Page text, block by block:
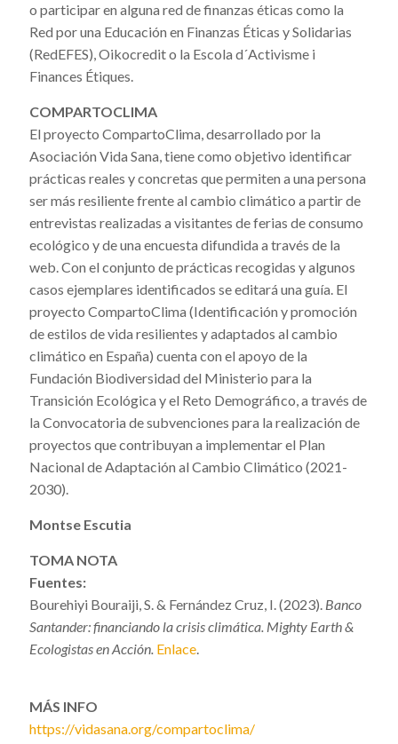
o participar en alguna red de finanzas éticas como la
Red por una Educación en Finanzas Éticas y Solidarias
(RedEFES), Oikocredit o la Escola d´Activisme i
Finances Étiques.
COMPARTOCLIMA
El proyecto CompartoClima, desarrollado por la
Asociación Vida Sana, tiene como objetivo identificar
prácticas reales y concretas que permiten a una persona
ser más resiliente frente al cambio climático a partir de
entrevistas realizadas a visitantes de ferias de consumo
ecológico y de una encuesta difundida a través de la
web. Con el conjunto de prácticas recogidas y algunos
casos ejemplares identificados se editará una guía. El
proyecto CompartoClima (Identificación y promoción
de estilos de vida resilientes y adaptados al cambio
climático en España) cuenta con el apoyo de la
Fundación Biodiversidad del Ministerio para la
Transición Ecológica y el Reto Demográfico, a través de
la Convocatoria de subvenciones para la realización de
proyectos que contribuyan a implementar el Plan
Nacional de Adaptación al Cambio Climático (2021-
2030).
Montse Escutia
TOMA NOTA
Fuentes:
Bourehiyi Bouraiji, S. & Fernández Cruz, I. (2023). Banco
Santander: financiando la crisis climática. Mighty Earth &
Ecologistas en Acción. Enlace.
MÁS INFO
https://vidasana.org/compartoclima/